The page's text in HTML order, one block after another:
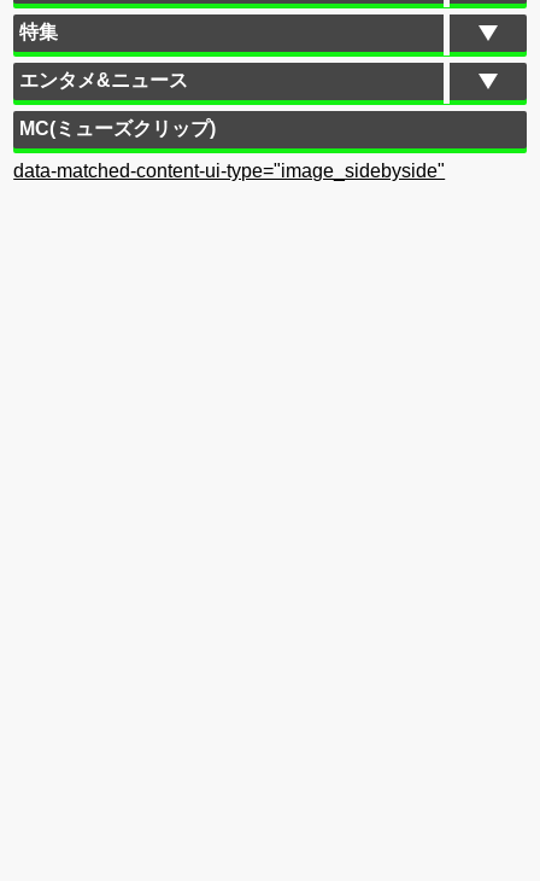
特集
エンタメ&ニュース
MC(ミューズクリップ)
data-matched-content-ui-type="image_sidebyside"